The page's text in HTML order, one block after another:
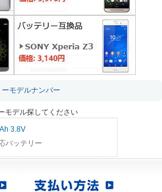
モデルナンバー
モデル探してください
3.8V
バッテリー